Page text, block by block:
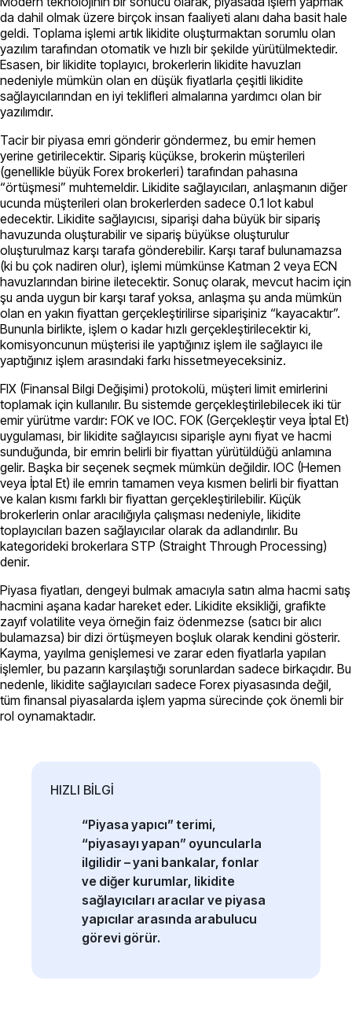
da dahil olmak üzere birçok insan faaliyeti alanı daha basit hale
geldi. Toplama işlemi artık likidite oluşturmaktan sorumlu olan
yazılım tarafından otomatik ve hızlı bir şekilde yürütülmektedir.
Esasen, bir likidite toplayıcı, brokerlerin likidite havuzları
nedeniyle mümkün olan en düşük fiyatlarla çeşitli likidite
sağlayıcılarından en iyi teklifleri almalarına yardımcı olan bir
yazılımdır.
Tacir bir piyasa emri gönderir göndermez, bu emir hemen
yerine getirilecektir. Sipariş küçükse, brokerin müşterileri
(genellikle büyük Forex brokerleri) tarafından pahasına
“örtüşmesi” muhtemeldir. Likidite sağlayıcıları, anlaşmanın diğer
ucunda müşterileri olan brokerlerden sadece 0.1 lot kabul
edecektir. Likidite sağlayıcısı, siparişi daha büyük bir sipariş
havuzunda oluşturabilir ve sipariş büyükse oluşturulur
oluşturulmaz karşı tarafa gönderebilir. Karşı taraf bulunamazsa
(ki bu çok nadiren olur), işlemi mümkünse Katman 2 veya ECN
havuzlarından birine iletecektir. Sonuç olarak, mevcut hacim için
şu anda uygun bir karşı taraf yoksa, anlaşma şu anda mümkün
olan en yakın fiyattan gerçekleştirilirse siparişiniz “kayacaktır”.
Bununla birlikte, işlem o kadar hızlı gerçekleştirilecektir ki,
komisyoncunun müşterisi ile yaptığınız işlem ile sağlayıcı ile
yaptığınız işlem arasındaki farkı hissetmeyeceksiniz.
FIX (Finansal Bilgi Değişimi) protokolü, müşteri limit emirlerini
toplamak için kullanılır. Bu sistemde gerçekleştirilebilecek iki tür
emir yürütme vardır: FOK ve IOC. FOK (Gerçekleştir veya İptal Et)
uygulaması, bir likidite sağlayıcısı siparişle aynı fiyat ve hacmi
sunduğunda, bir emrin belirli bir fiyattan yürütüldüğü anlamına
gelir. Başka bir seçenek seçmek mümkün değildir. IOC (Hemen
veya İptal Et) ile emrin tamamen veya kısmen belirli bir fiyattan
ve kalan kısmı farklı bir fiyattan gerçekleştirilebilir. Küçük
brokerlerin onlar aracılığıyla çalışması nedeniyle, likidite
toplayıcıları bazen sağlayıcılar olarak da adlandırılır. Bu
kategorideki brokerlara STP (Straight Through Processing)
denir.
Piyasa fiyatları, dengeyi bulmak amacıyla satın alma hacmi satış
hacmini aşana kadar hareket eder. Likidite eksikliği, grafikte
zayıf volatilite veya örneğin faiz ödenmezse (satıcı bir alıcı
bulamazsa) bir dizi örtüşmeyen boşluk olarak kendini gösterir.
Kayma, yayılma genişlemesi ve zarar eden fiyatlarla yapılan
işlemler, bu pazarın karşılaştığı sorunlardan sadece birkaçıdır. Bu
nedenle, likidite sağlayıcıları sadece Forex piyasasında değil,
tüm finansal piyasalarda işlem yapma sürecinde çok önemli bir
rol oynamaktadır.
“Piyasa yapıcı” terimi,
“piyasayı yapan” oyuncularla
ilgilidir – yani bankalar, fonlar
ve diğer kurumlar, likidite
sağlayıcıları aracılar ve piyasa
yapıcılar arasında arabulucu
görevi görür.
HIZLI BİLGİ